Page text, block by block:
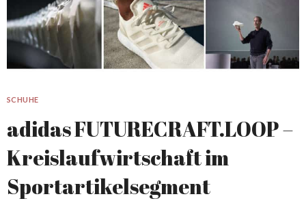
SCHUHE
adidas FUTURECRAFT.LOOP –
Kreislaufwirtschaft im
Sportartikelsegment